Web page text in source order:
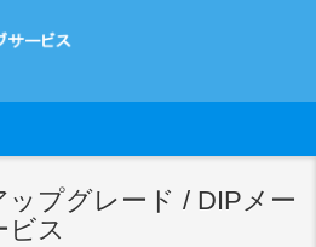
プグレード / DIPメー
ビス